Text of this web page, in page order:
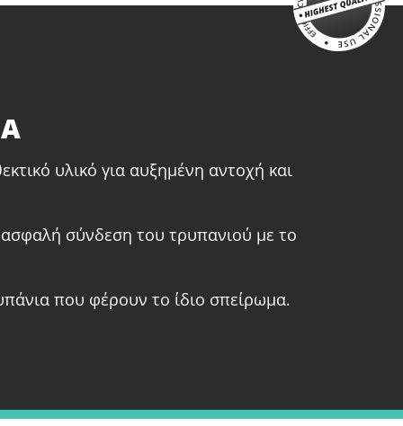
υλικό για αυξημένη αντοχή και
ασφαλή σύνδεση του τρυπανιού με το
που φέρουν το ίδιο σπείρωμα.